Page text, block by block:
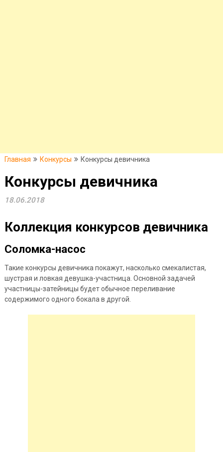
Главная Конкурсы Конкурсы девичника
Конкурсы девичника
18.06.2018
Коллекция конкурсов девичника
Соломка-насос
Такие конкурсы девичника покажут, насколько смекалистая,
шустрая и ловкая девушка-участница. Основной задачей
участницы-затейницы будет обычное переливание
содержимого одного бокала в другой.